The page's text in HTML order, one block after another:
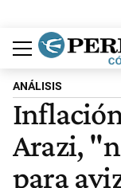
Política
Economía
Judiciales
Sociedad
Cultura
Espectáculos
Deportes
Protagonistas
ANÁLISIS
Arazi,
para